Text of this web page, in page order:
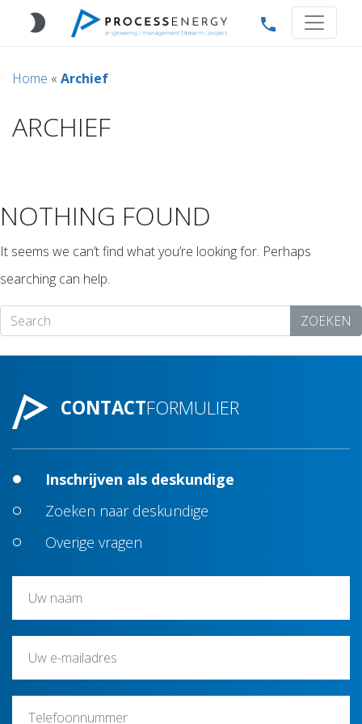
brightness_2 phone
Home « Archief
ARCHIEF
NOTHING FOUND
It seems we can’t find what you’re looking for. Perhaps
searching can help.
ZOEKEN
CONTACTFORMULIER
Inschrijven als deskundige
Zoeken naar deskundige
Overige vragen